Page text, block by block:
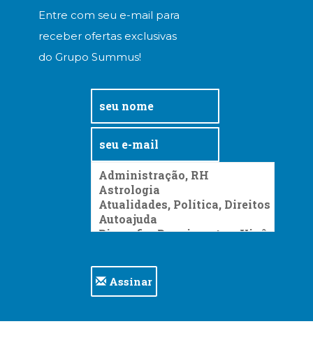
Entre com seu e-mail para
receber ofertas exclusivas
do Grupo Summus!
Assinar